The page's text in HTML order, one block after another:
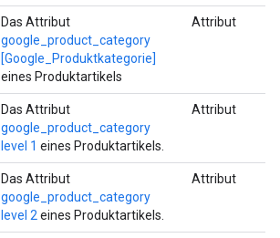
Das Attribut
google_product_category
[Google_Produktkategorie]
eines Produktartikels
Attribut
Das Attribut
google_product_category
level 1 eines Produktartikels.
Attribut
Das Attribut
google_product_category
level 2 eines Produktartikels.
Attribut